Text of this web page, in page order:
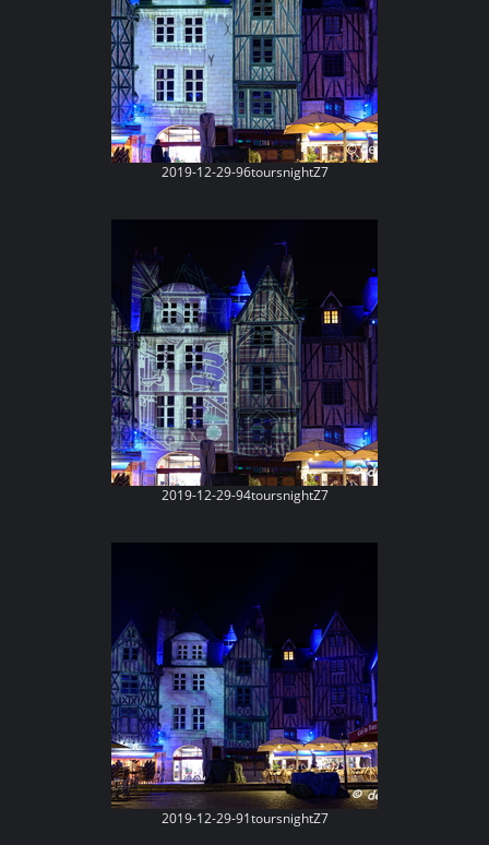
2019-12-29-96toursnightZ7
2019-12-29-94toursnightZ7
2019-12-29-91toursnightZ7